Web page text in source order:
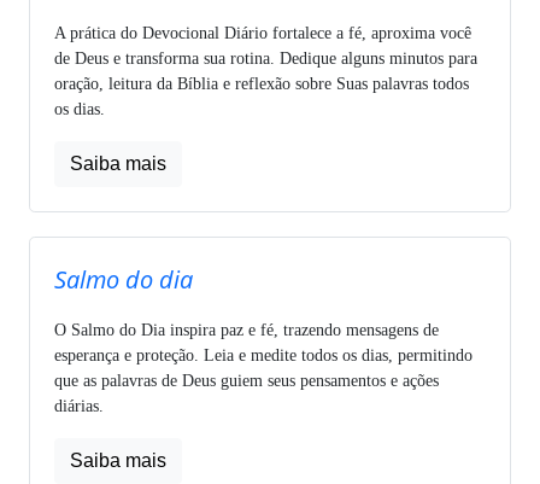
A prática do Devocional Diário fortalece a fé, aproxima você
de Deus e transforma sua rotina. Dedique alguns minutos para
oração, leitura da Bíblia e reflexão sobre Suas palavras todos
os dias.
Saiba mais
Salmo do dia
O Salmo do Dia inspira paz e fé, trazendo mensagens de
esperança e proteção. Leia e medite todos os dias, permitindo
que as palavras de Deus guiem seus pensamentos e ações
diárias.
Saiba mais